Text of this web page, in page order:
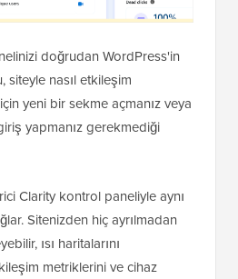
doğrudan WordPress'in
siteyle nasıl etkileşim
yeni bir sekme açmanız veya
yapmanız gerekmediği
Clarity kontrol paneliyle aynı
Sitenizden hiç ayrılmadan
ısı haritalarını
metriklerini ve cihaz